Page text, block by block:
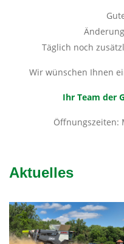
Täglich noch
Wir wünschen Ihnen
Ihr Team der
Öffnungszeiten:
Aktuelles